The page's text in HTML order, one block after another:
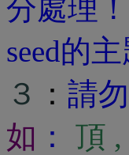
分處理
seed的
３
： 請
如 ： 頂 ,